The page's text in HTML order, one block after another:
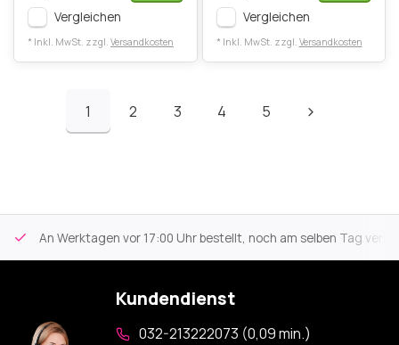
Vergleichen
* Inkl. MwSt. zzgl. Versandkosten
Vergleichen
* Inkl. MwSt. zzgl. Versandkosten
1 2 3 4 5
An Werktagen vor 17:00 Uhr bestellt, noch am selben Tag
Kundendienst
032-213222073 (0,09 min.)